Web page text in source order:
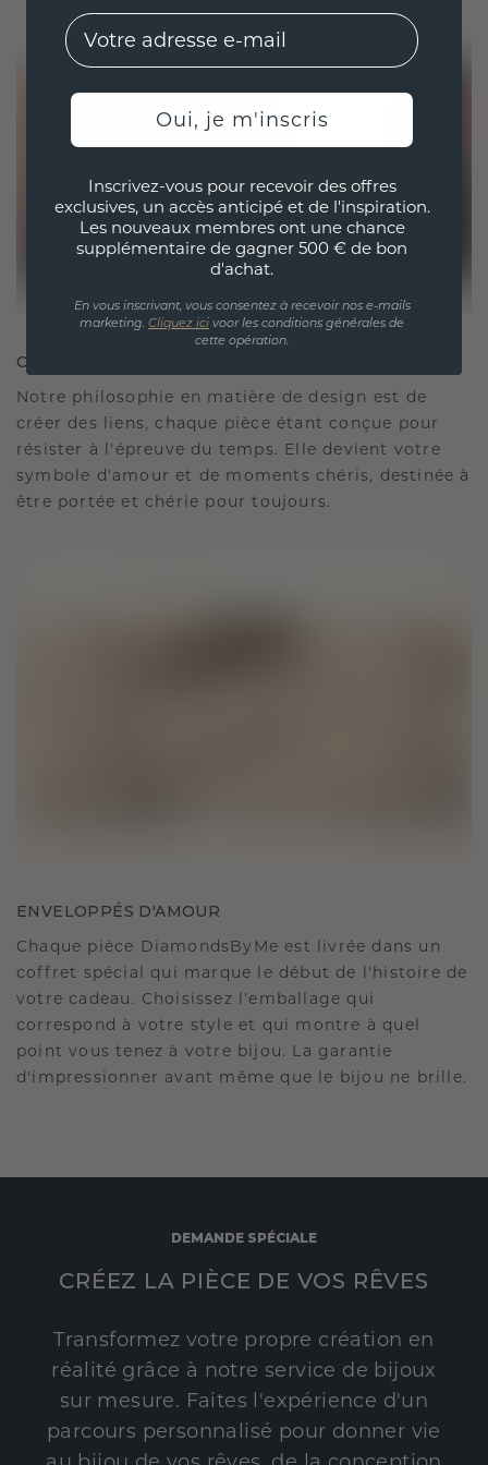
CRÉÉ POUR LA CONNEXION
Notre philosophie en matière de design est de
créer des liens, chaque pièce étant conçue pour
résister à l'épreuve du temps. Elle devient votre
symbole d'amour et de moments chéris, destinée à
être portée et chérie pour toujours.
ENVELOPPÉS D'AMOUR
Chaque pièce DiamondsByMe est livrée dans un
coffret spécial qui marque le début de l'histoire de
votre cadeau. Choisissez l'emballage qui
correspond à votre style et qui montre à quel
point vous tenez à votre bijou. La garantie
d'impressionner avant même que le bijou ne brille.
DEMANDE SPÉCIALE
CRÉEZ LA PIÈCE DE VOS RÊVES
Transformez votre propre création en
réalité grâce à notre service de bijoux
sur mesure. Faites l'expérience d'un
parcours personnalisé pour donner vie
EMail
Oui, je m'inscris
Inscrivez-vous pour recevoir des offres
exclusives, un accès anticipé et de l'inspiration.
Les nouveaux membres ont une chance
supplémentaire de gagner 500 € de bon
d'achat.
En vous inscrivant, vous consentez à recevoir nos e-mails
marketing. Cliquez ici voor les conditions générales de
cette opération.